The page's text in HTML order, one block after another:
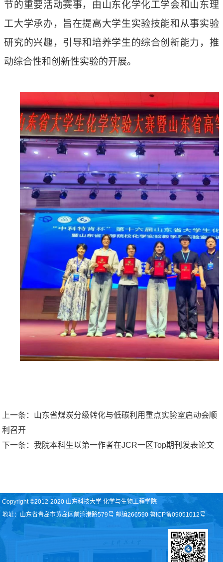
节的重要活动赛事，由山东化学化工学会和山东理
工大学承办，旨在提高大学生实验技能和从事实验
研究的兴趣，引导和培养学生的综合创新能力，推
动综合性和创新性实验的开展。
上一条： 山东省煤炭分级转化与低碳利用重点实验室启动会顺
利召开
下一条：我院本科生以第一作者在JCR一区Top期刊发表论文
Copyright ©2012-2020 山东科技大学 化学与生物工程学院
地址：山东省青岛市黄岛区前湾港路579号 邮编266590 鲁ICP备09051012号